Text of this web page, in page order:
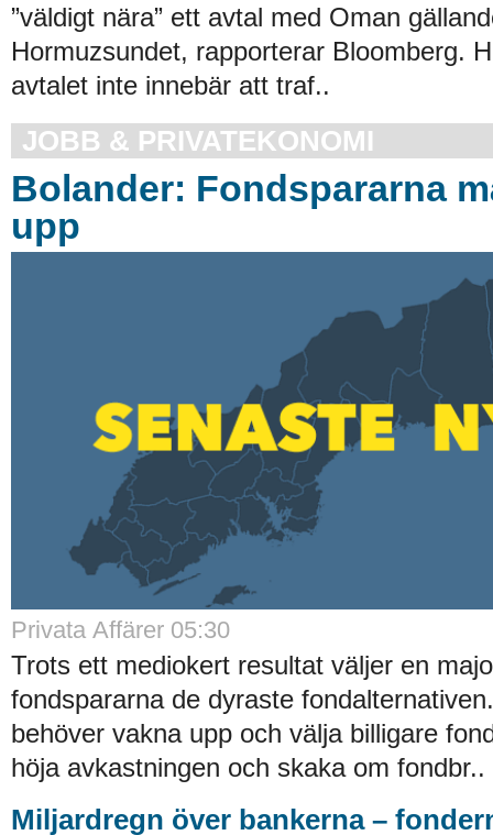
”väldigt nära” ett avtal med Oman
Hormuzsundet, rapporterar Bloomberg.
avtalet inte innebär att traf..
JOBB & PRIVATEKONOMI
Bolander: Fondspararna
upp
Privata Affärer 05:30
Trots ett mediokert resultat väljer en
fondspararna de dyraste
behöver vakna upp och välja billigare
höja avkastningen och skaka om fondbr..
Miljardregn över bankerna –